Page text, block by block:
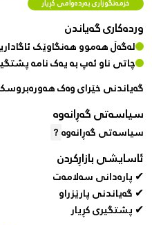
خزمەتگوزاری بەردەوامی کڕیار
وردەکاری گەیاندن
لەگەڵ هەموو هەنگاوێک
چاتی ناو ئەپ بە یەک نامە پشتگیری 24 / 7
گەیاندنی خێرای وەک
سیاسەتی گەڕانەوە
سیاسەتی گەڕانەوە?
ئاسایشی بازاڕکردن
✔ پارەدانی سەلامەت
✔ گەیاندنی پارێزراو
✔ پشتگیری کڕیار